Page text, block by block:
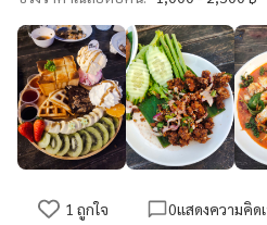
1 ถูกใจ 0แสดงความคิด